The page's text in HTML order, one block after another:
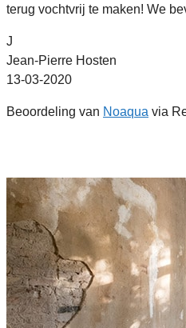
terug vochtvrij te maken! We
J
Jean-Pierre Hosten
13-03-2020
Beoordeling van Noaqua via